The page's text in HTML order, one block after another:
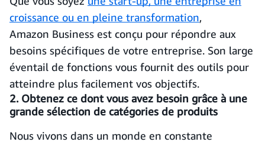
croissance ou en pleine transformation,
Amazon Business est conçu pour répondre aux
besoins spécifiques de votre entreprise. Son large
éventail de fonctions vous fournit des outils pour
atteindre plus facilement vos objectifs.
2. Obtenez ce dont vous avez besoin grâce à une
grande sélection de catégories de produits
Nous vivons dans un monde en constante